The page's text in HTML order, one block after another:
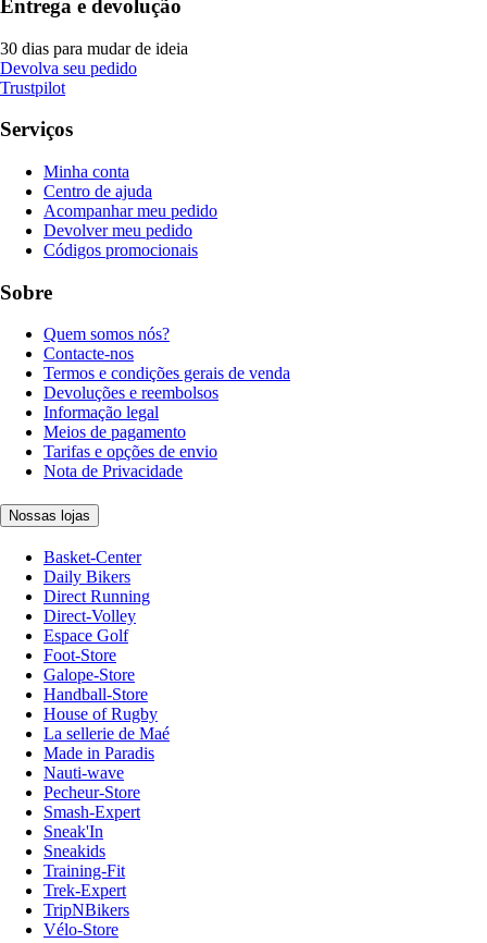
Entrega e devolução
30 dias para mudar de ideia
Devolva seu pedido
Trustpilot
Serviços
Minha conta
Centro de ajuda
Acompanhar meu pedido
Devolver meu pedido
Códigos promocionais
Sobre
Quem somos nós?
Contacte-nos
Termos e condições gerais de venda
Devoluções e reembolsos
Informação legal
Meios de pagamento
Tarifas e opções de envio
Nota de Privacidade
Nossas lojas
Basket-Center
Daily Bikers
Direct Running
Direct-Volley
Espace Golf
Foot-Store
Galope-Store
Handball-Store
House of Rugby
La sellerie de Maé
Made in Paradis
Nauti-wave
Pecheur-Store
Smash-Expert
Sneak'In
Sneakids
Training-Fit
Trek-Expert
TripNBikers
Vélo-Store